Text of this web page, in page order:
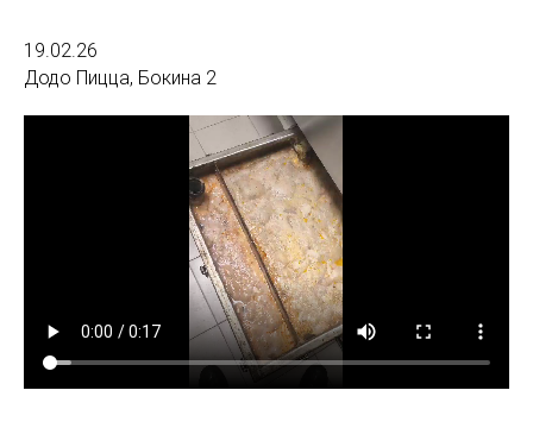
19.02.26
Додо Пицца, Бокина 2